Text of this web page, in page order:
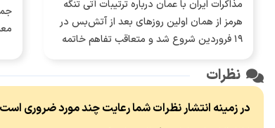
مذاکرات ایران با عمان درباره ترتیبات آتی تنگه
هرمز از همان اولین روزهای بعد از آتش‌بس در
۱۹ فروردین شروع شد و متعاقب تفاهم خاتمه
نظرات
در زمینه انتشار نظرات شما رعایت چند مورد ضروری